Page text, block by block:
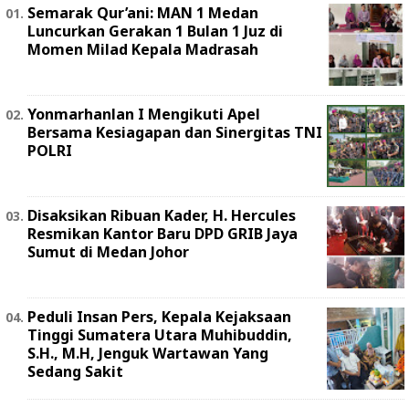
Semarak Qur’ani: MAN 1 Medan
Luncurkan Gerakan 1 Bulan 1 Juz di
Momen Milad Kepala Madrasah
Yonmarhanlan I Mengikuti Apel
Bersama Kesiagapan dan Sinergitas TNI
POLRI
Disaksikan Ribuan Kader, H. Hercules
Resmikan Kantor Baru DPD GRIB Jaya
Sumut di Medan Johor
Peduli Insan Pers, Kepala Kejaksaan
Tinggi Sumatera Utara Muhibuddin,
S.H., M.H, Jenguk Wartawan Yang
Sedang Sakit